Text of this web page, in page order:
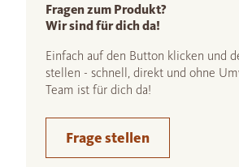
Fragen zum Produkt?
Wir sind für dich da!
Einfach auf den Button klicken und
stellen - schnell, direkt und ohne
Team ist für dich da!
Frage stellen